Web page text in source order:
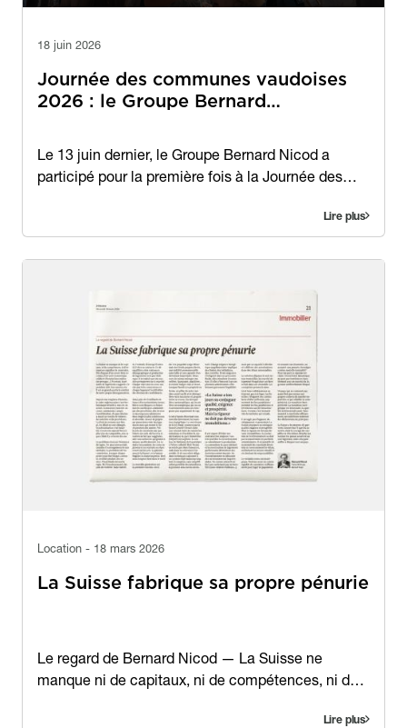
18 juin 2026
Journée des communes vaudoises
2026 : le Groupe Bernard…
Contenu
Le 13 juin dernier, le Groupe Bernard Nicod a
participé pour la première fois à la Journée des…
Lire plus
Location - 18 mars 2026
La Suisse fabrique sa propre pénurie
Contenu
Le regard de Bernard Nicod — La Suisse ne
manque ni de capitaux, ni de compétences, ni d…
Lire plus